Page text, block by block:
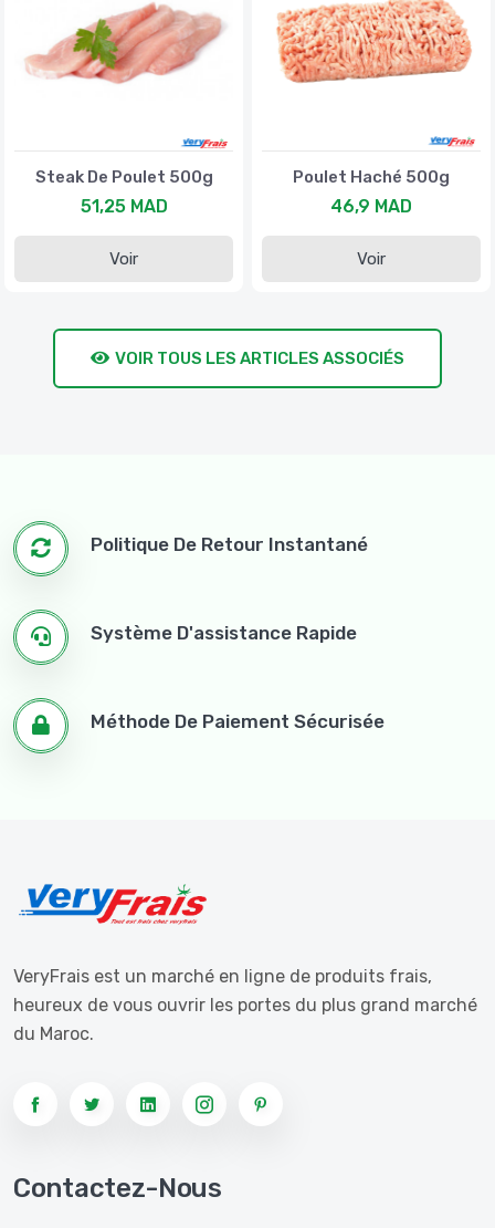
Steak De Poulet 500g
51,25 MAD
Voir
Poulet Haché 500g
46,9 MAD
Voir
VOIR TOUS LES ARTICLES ASSOCIÉS
Politique De Retour Instantané
Système D'assistance Rapide
Méthode De Paiement Sécurisée
VeryFrais est un marché en ligne de produits frais,
heureux de vous ouvrir les portes du plus grand marché
du Maroc.
Contactez-Nous